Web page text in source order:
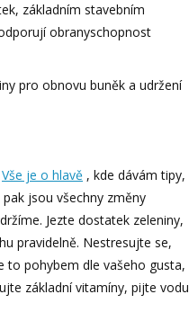
základním stavebním
obranyschopnost
pro obnovu buněk a udržení
Vše je o hlavě , kde dávám tipy,
jsou všechny změny
Jezte dostatek zeleniny,
pravidelně. Nestresujte se,
to pohybem dle vašeho gusta,
základní vitamíny, pijte vodu